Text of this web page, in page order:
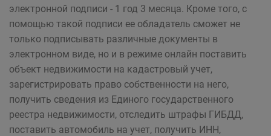
электронной подписи - 1 год 3 месяца. Кроме того, с
помощью такой подписи ее обладатель сможет не
только подписывать различные документы в
электронном виде, но и в режиме онлайн поставить
объект недвижимости на кадастровый учет,
зарегистрировать право собственности на него,
получить сведения из Единого государственного
реестра недвижимости, отследить штрафы ГИБДД,
поставить автомобиль на учет, получить ИHH,